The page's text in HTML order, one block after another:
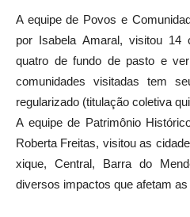
A equipe de Povos e
por Isabela Amaral, visitou 14
quatro de fundo de pasto e
comunidades visitadas tem
regularizado (titulação coletiva
A equipe de Patrimônio
Roberta Freitas, visitou as
xique, Central, Barra do
diversos impactos que afetam